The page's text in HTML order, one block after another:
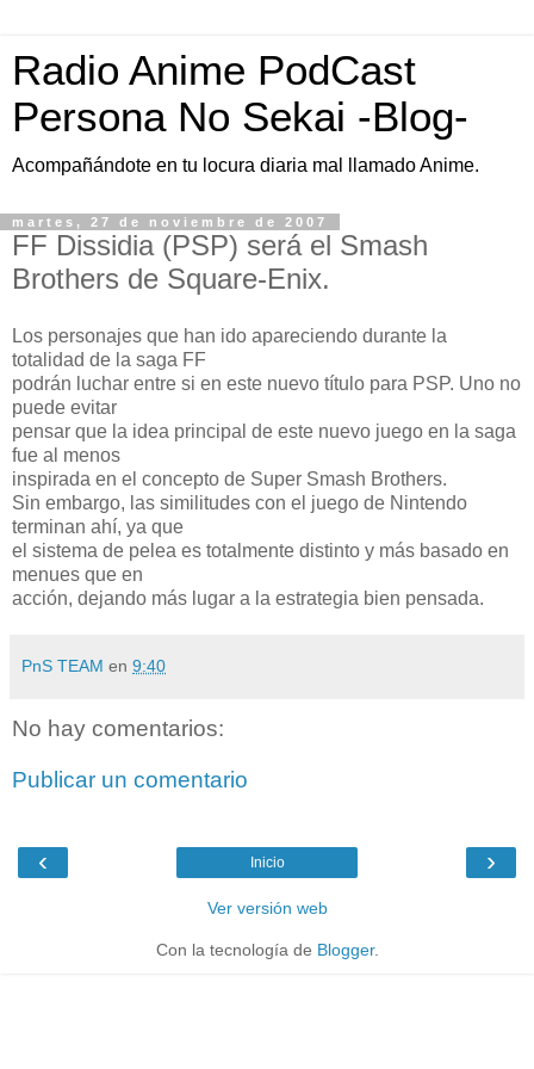
Radio Anime PodCast
Persona No Sekai -Blog-
Acompañándote en tu locura diaria mal llamado Anime.
martes, 27 de noviembre de 2007
FF Dissidia (PSP) será el Smash
Brothers de Square-Enix.
Los personajes que han ido apareciendo durante la
totalidad de la saga FF
podrán luchar entre si en este nuevo título para PSP. Uno no
puede evitar
pensar que la idea principal de este nuevo juego en la saga
fue al menos
inspirada en el concepto de Super Smash Brothers.
Sin embargo, las similitudes con el juego de Nintendo
terminan ahí, ya que
el sistema de pelea es totalmente distinto y más basado en
menues que en
acción, dejando más lugar a la estrategia bien pensada.
PnS TEAM en 9:40
No hay comentarios:
Publicar un comentario
‹ ›
Inicio
Ver versión web
Con la tecnología de Blogger.